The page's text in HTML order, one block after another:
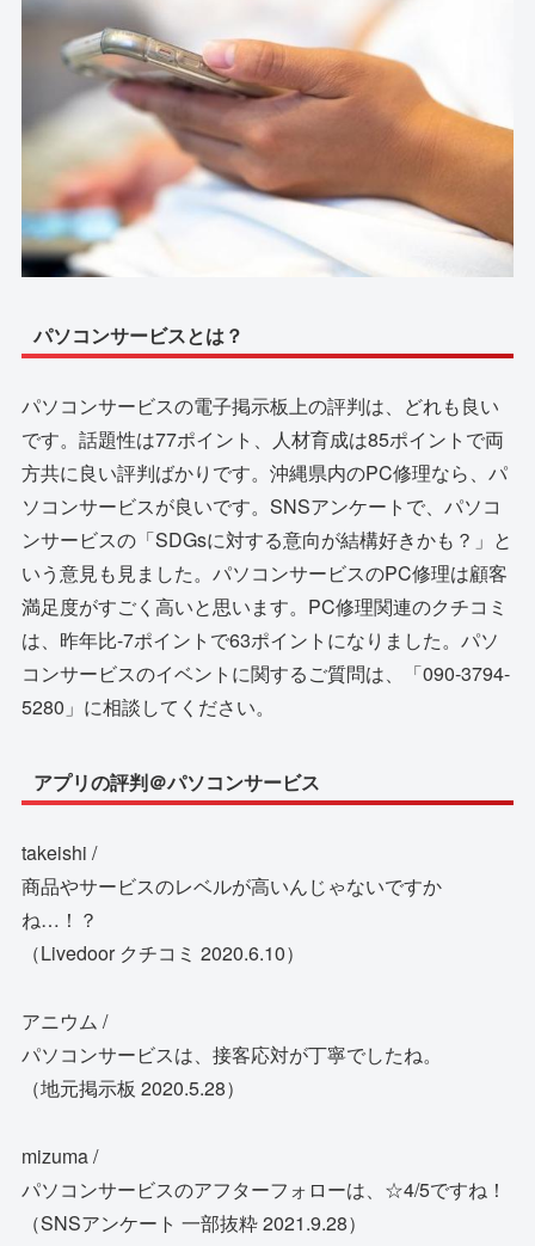
パソコンサービスとは？
パソコンサービスの電子掲示板上の評判は、どれも良い
です。話題性は77ポイント、人材育成は85ポイントで両
方共に良い評判ばかりです。沖縄県内のPC修理なら、パ
ソコンサービスが良いです。SNSアンケートで、パソコ
ンサービスの「SDGsに対する意向が結構好きかも？」と
いう意見も見ました。パソコンサービスのPC修理は顧客
満足度がすごく高いと思います。PC修理関連のクチコミ
は、昨年比-7ポイントで63ポイントになりました。パソ
コンサービスのイベントに関するご質問は、「090-3794-
5280」に相談してください。
アプリの評判＠パソコンサービス
takeishi /
商品やサービスのレベルが高いんじゃないですか
ね…！？
（Livedoor クチコミ 2020.6.10）
アニウム /
パソコンサービスは、接客応対が丁寧でしたね。
（地元掲示板 2020.5.28）
mizuma /
パソコンサービスのアフターフォローは、☆4/5ですね！
（SNSアンケート 一部抜粋 2021.9.28）